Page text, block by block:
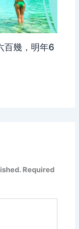
百幾，明年6
Required